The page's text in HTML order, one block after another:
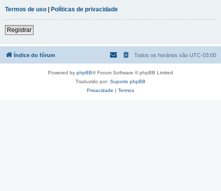
Termos de uso | Políticas de privacidade
Registrar
Índice do fórum Todos os horários são UTC-03:00
Powered by phpBB® Forum Software © phpBB Limited
Traduzido por: Suporte phpBB
Privacidade | Termos